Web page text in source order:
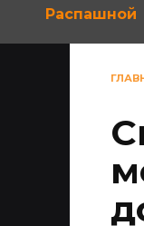
Распашной